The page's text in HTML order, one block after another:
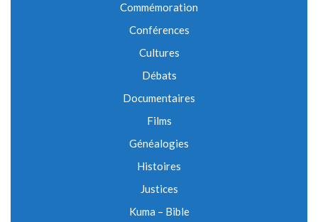
Commémoration
Conférences
Cultures
Débats
Documentaires
Films
Généalogies
Histoires
Justices
Kuma – Bible